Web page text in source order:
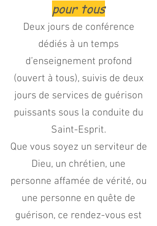
pour tous
Deux jours de conférence
dédiés à un temps
d’enseignement profond
(ouvert à tous), suivis de deux
jours de services de guérison
puissants sous la conduite du
Saint-Esprit.
Que vous soyez un serviteur de
Dieu, un chrétien, une
personne affamée de vérité, ou
une personne en quête de
guérison, ce rendez-vous est